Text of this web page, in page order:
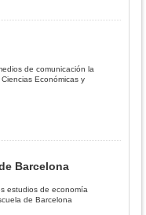
de comunicación la
Económicas y
Barcelona
estudios de economía
de Barcelona